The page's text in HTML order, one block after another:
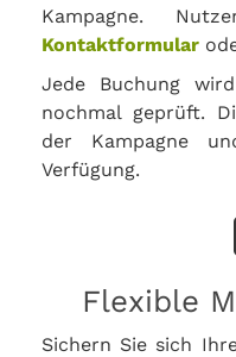
Kampagne.
Kontaktformular
Jede Buchung
nochmal geprüft.
der Kampagne
Verfügung.
Flexible
Sichern Sie sich